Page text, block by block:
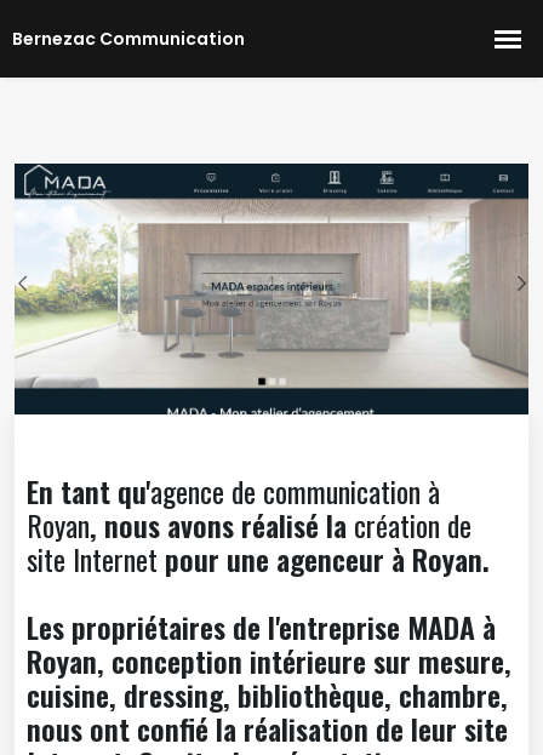
En tant qu'agence de communication à
Royan, nous avons réalisé lacréation de
site Internet pour une agenceur à Royan.
Les propriétaires de l'entreprise MADA à
Royan, conception intérieure sur mesure,
cuisine, dressing, bibliothèque, chambre,
nous ont confié la réalisation de leur site